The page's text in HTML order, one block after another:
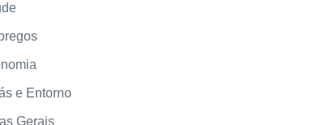
e Entorno
Gerais